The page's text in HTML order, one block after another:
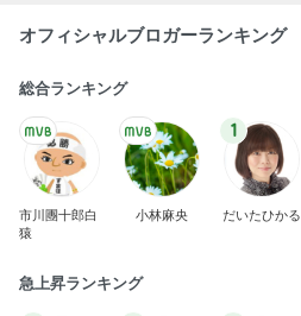
オフィシャルブロガーランキング
総合ランキング
市川團十郎白
猿
小林麻央
1
だいたひかる
急上昇ランキング